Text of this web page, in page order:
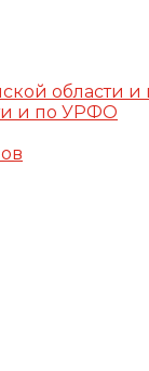
области
и по УРФО